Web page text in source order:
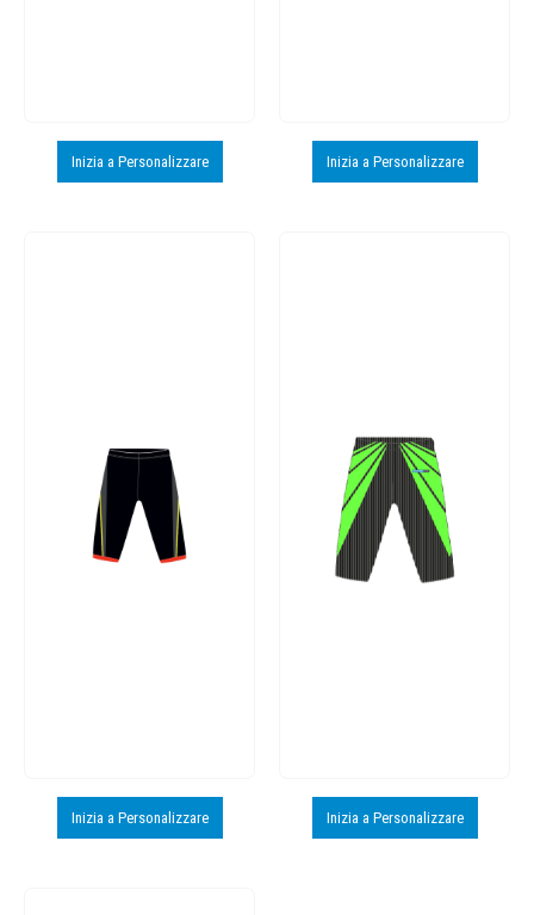
Inizia a Personalizzare Inizia a Personalizzare
Inizia a Personalizzare Inizia a Personalizzare